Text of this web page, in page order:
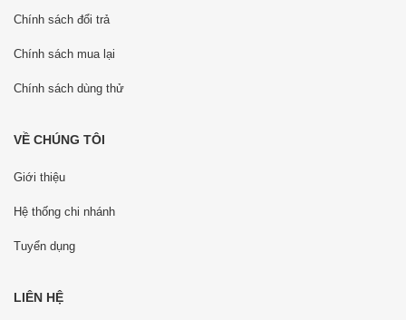
Chính sách đổi trả
Chính sách mua lại
Chính sách dùng thử
VỀ CHÚNG TÔI
Giới thiệu
Hệ thống chi nhánh
Tuyển dụng
LIÊN HỆ